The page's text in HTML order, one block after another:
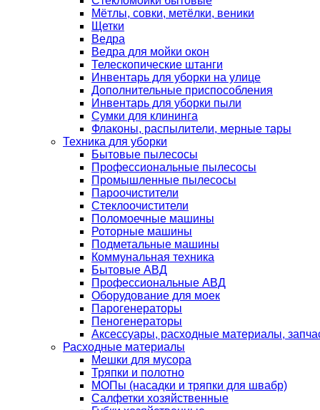
Мётлы, совки, метёлки, веники
Щетки
Ведра
Ведра для мойки окон
Телескопические штанги
Инвентарь для уборки на улице
Дополнительные приспособления
Инвентарь для уборки пыли
Сумки для клининга
Флаконы, распылители, мерные тары
Техника для уборки
Бытовые пылесосы
Профессиональные пылесосы
Промышленные пылесосы
Пароочистители
Стеклоочистители
Поломоечные машины
Роторные машины
Подметальные машины
Коммунальная техника
Бытовые АВД
Профессиональные АВД
Оборудование для моек
Парогенераторы
Пеногенераторы
Аксессуары, расходные материалы,
Расходные материалы
Мешки для мусора
Тряпки и полотно
МОПы (насадки и тряпки для швабр)
Салфетки хозяйственные